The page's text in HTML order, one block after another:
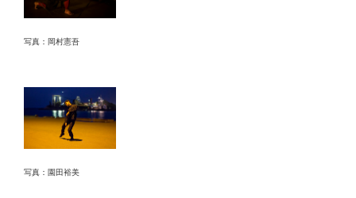
写真：岡村憲吾
写真：園田裕美